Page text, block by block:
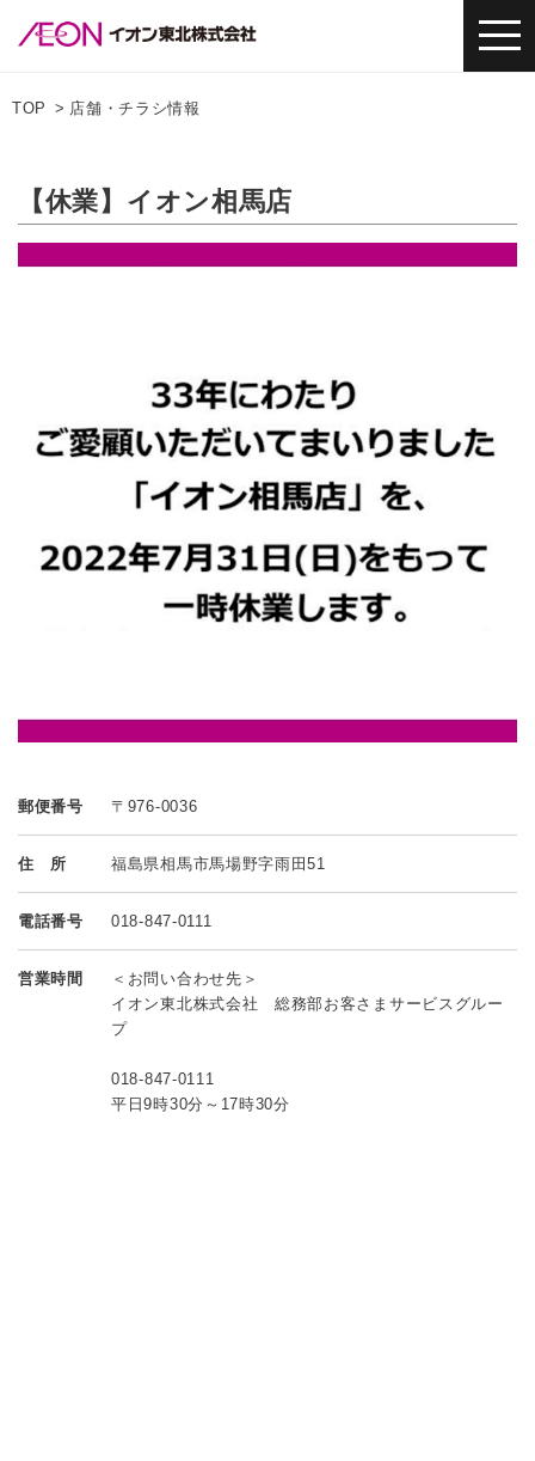
TOP 店舗・チラシ情報
【休業】イオン相馬店
郵便番号 〒976-0036
住 所 福島県相馬市馬場野字雨田51
電話番号 018-847-0111
営業時間
＜お問い合わせ先＞
イオン東北株式会社 総務部お客さまサービスグルー
プ
018-847-0111
平日9時30分～17時30分